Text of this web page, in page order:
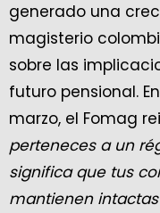
generado una
magisterio
sobre las
futuro pensional.
marzo, el Fomag
perteneces a un
significa que tus
mantienen